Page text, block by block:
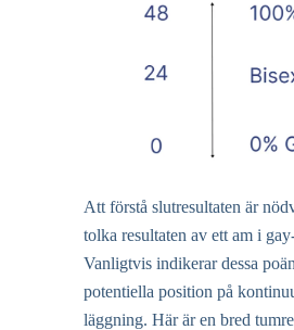
Att förstå slutresultaten är
tolka resultaten av ett am i
Vanligtvis indikerar dessa
potentiella position på
läggning. Här är en bred